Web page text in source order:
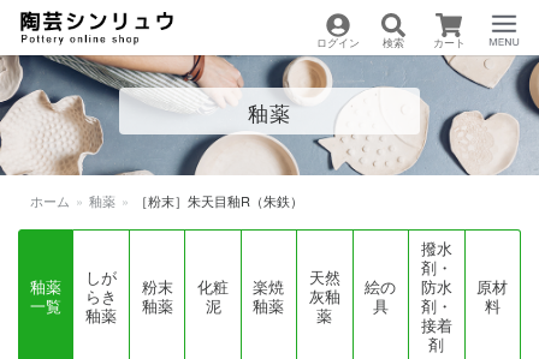
陶芸用品の通販サイト
| 陶芸シンリュウ
ログイン 検索 カート
Menu
釉薬
ホーム » 釉薬 » ［粉末］朱天目釉R（朱鉄）
釉薬
一覧
しが
らき
釉薬
粉末
釉薬
化粧
泥
楽焼
釉薬
天然
灰釉
薬
絵の
具
撥水
剤・
防水
剤・
接着
剤
原材
料